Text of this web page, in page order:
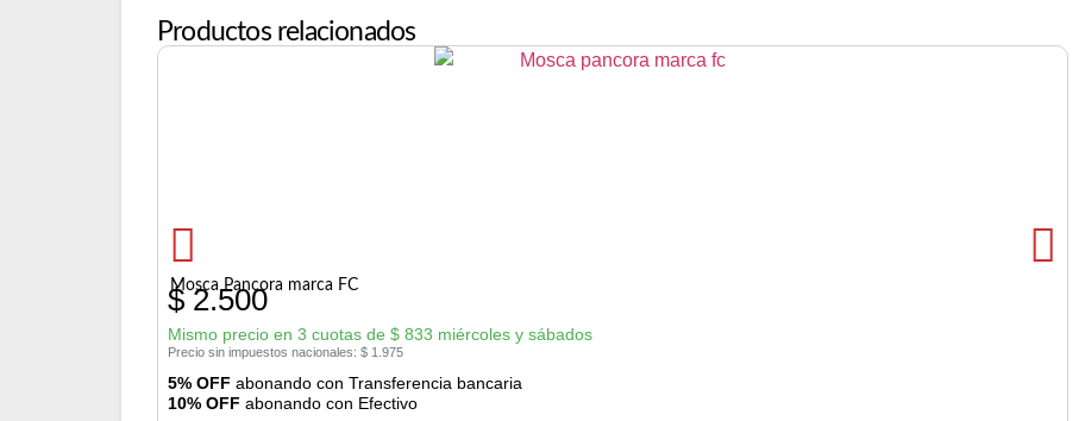
Productos relacionados
Mosca Pancora marca FC
$2.500
Mismo precio en 3 cuotas de $ 833 miércoles y sábados
Precio sin impuestos nacionales: $ 1.975
5% OFF abonando con Transferencia bancaria
10% OFF abonando con Efectivo